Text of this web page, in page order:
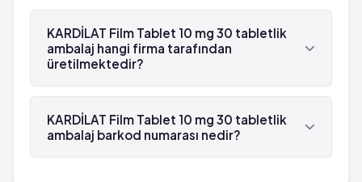
KARDİLAT Film Tablet 10 mg 30 tabletlik ambalaj'in
etken maddesi Nifedipin 'dür.
KARDİLAT Film Tablet 10 mg 30 tabletlik
ambalaj hangi firma tarafından
üretilmektedir?
KARDİLAT Film Tablet 10 mg 30 tabletlik ambalaj ,
Actavis tarafından üretilmektedir.
KARDİLAT Film Tablet 10 mg 30 tabletlik
ambalaj barkod numarası nedir?